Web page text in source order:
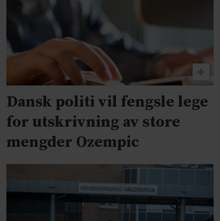
Dansk politi vil fengsle lege
for utskrivning av store
mengder Ozempic